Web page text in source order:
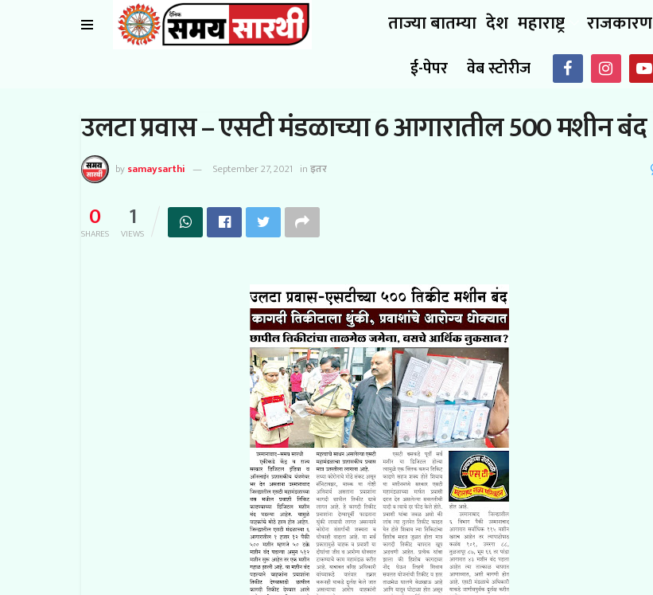
ताज्या बातम्या देश महाराष्ट्र राजकारण
ई-पेपर वेब स्टोरीज
उलटा प्रवास – एसटी मंडळाच्या 6 आगारातील 500 मशीन बंद
bysamaysarthi September 27, 2021 inइतर
0
SHARES 1
VIEWS